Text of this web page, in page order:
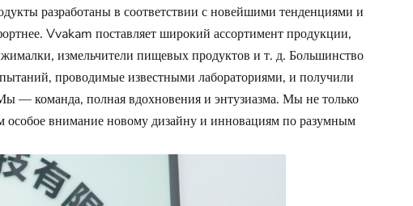
разработаны в соответствии с новейшими тенденциями и
Vvakam поставляет широкий ассортимент продукции,
измельчители пищевых продуктов и т. д. Большинство
проводимые известными лабораториями, и получили
— команда, полная вдохновения и энтузиазма. Мы не только
особое внимание новому дизайну и инновациям по разумным